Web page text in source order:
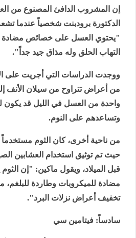
إن المشروب الدافئ المصنوع من
الدكتورة برودبنت شخصياً عندما
"يحتوي العسل على خصائص مضادة
التهاب الحلق وله مذاق جيد جداً".
ووجدت الدراسات التي أجريت على
من أعراض تتراوح من سيلان الأنف
واحدة من العسل في الليل قد يكون
وتساعدهم على النوم.
من ناحية أخرى، كان الثوم مستخدماً
قبل الميلاد، ويقول ماكين: "إن
مضادة للميكروبات وطاردة
تخفيف أعراض نزلات البرد".
سادساً: فيتامين سي